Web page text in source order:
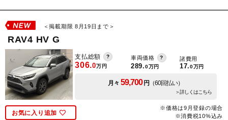
＜掲載期限 8月19日まで＞
RAV4 HV G
支払総額
306.0万円
車両価格
289.0万円
諸費用
17.0万円
月々 59,700円 （60回払い）
＞詳しくはこちら
お気に入り追加
※価格は9月登録の場合
※消費税10%込み